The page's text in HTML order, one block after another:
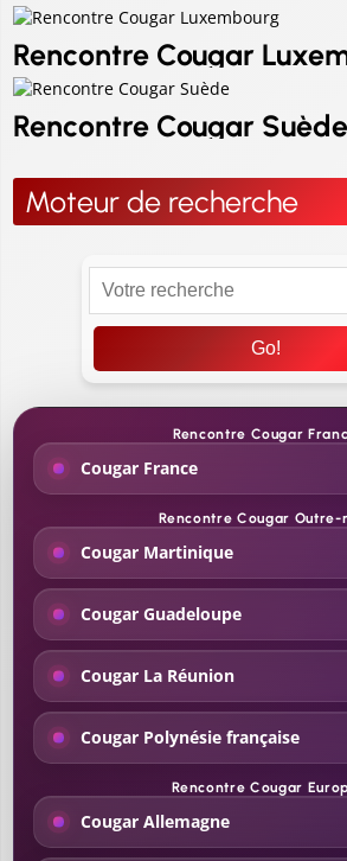
Rencontre Cougar
Rencontre Cougar Suède
Moteur de recherche
Go!
Rencontre Cougar
Cougar France
Rencontre Cougar Outre-
Cougar Martinique
Cougar Guadeloupe
Cougar La Réunion
Cougar Polynésie française
Rencontre Cougar
Cougar Allemagne